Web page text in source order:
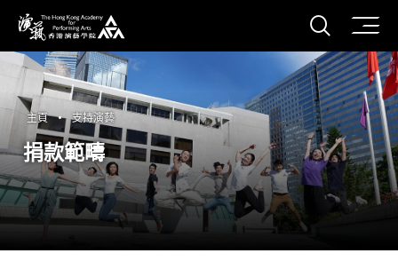
香港演藝學院
打開
主頁 支持演藝
捐款範疇